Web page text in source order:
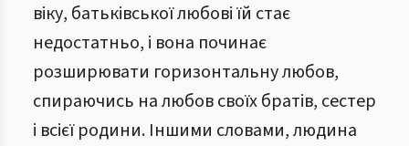
віку, батьківської любові їй стає
недостатньо, і вона починає
розширювати горизонтальну любов,
спираючись на любов своїх братів, сестер
і всієї родини. Іншими словами, людина